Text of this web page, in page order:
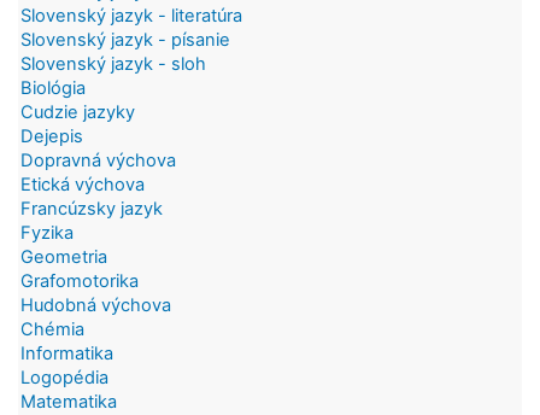
Slovenský jazyk - literatúra
Slovenský jazyk - písanie
Slovenský jazyk - sloh
Biológia
Cudzie jazyky
Dejepis
Dopravná výchova
Etická výchova
Francúzsky jazyk
Fyzika
Geometria
Grafomotorika
Hudobná výchova
Chémia
Informatika
Logopédia
Matematika